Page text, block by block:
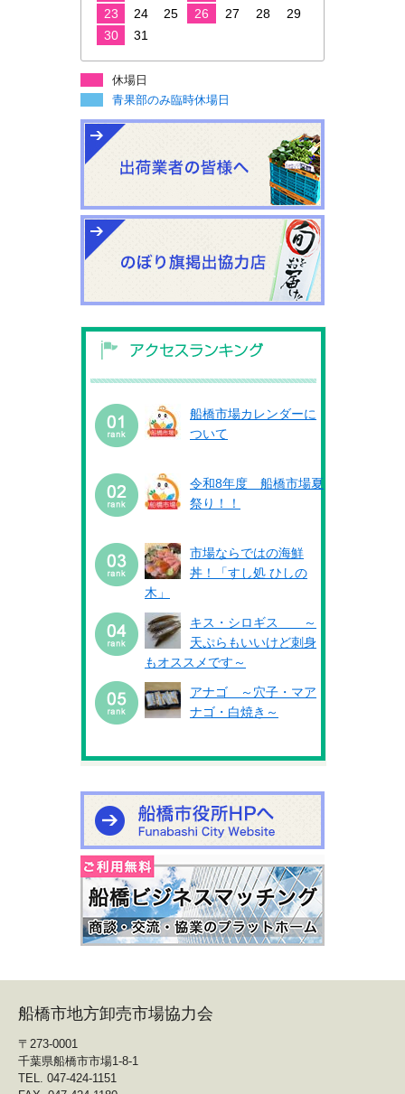
23
24 25 26 27 28
29
30
31
休場日
青果部のみ臨時休場日
船橋市場カレンダーに
ついて
令和8年度 船橋市場夏
祭り！！
市場ならではの海鮮
丼！「すし処 ひしの
木」
キス・シロギス ～
天ぷらもいいけど刺身
もオススメです～
アナゴ ～穴子・マア
ナゴ・白焼き～
船橋市地方卸売市場協力会
〒273-0001
千葉県船橋市市場1-8-1
TEL. 047-424-1151